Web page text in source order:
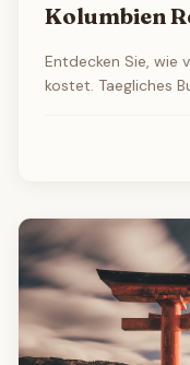
Kolumbien
Entdecken Sie, wie
kostet. Taegliches